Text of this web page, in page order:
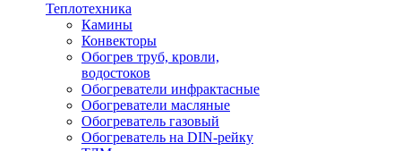
Теплотехника
Камины
Конвекторы
Обогрев труб, кровли,
водостоков
Обогреватели инфрактасные
Обогреватели масляные
Обогреватель газовый
Обогреватель на DIN-рейку